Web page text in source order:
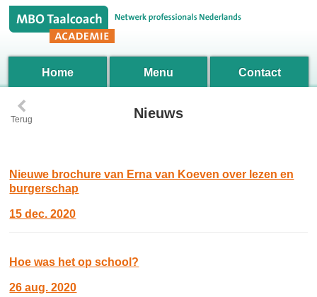
Home Menu Contact
‹
Terug Nieuws
Nieuwe brochure van Erna van Koeven over lezen en
burgerschap
15 dec. 2020
Hoe was het op school?
26 aug. 2020